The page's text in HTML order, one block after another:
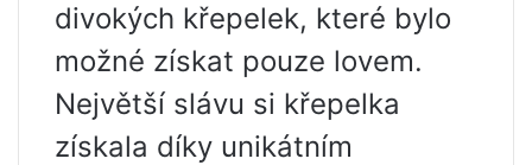
divokých křepelek, které bylo
možné získat pouze lovem.
Největší slávu si křepelka
získala díky unikátním